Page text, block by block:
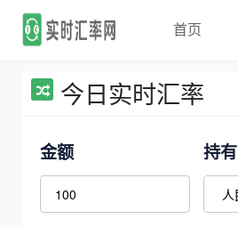
首页
今日实时汇率
金额 持有